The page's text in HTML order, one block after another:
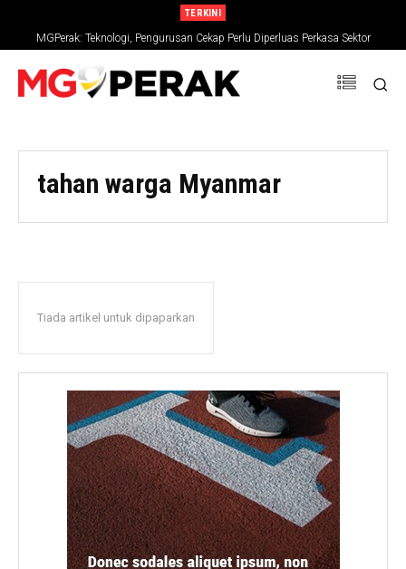
TERKINI
MGPerak: Teknologi, Pengurusan Cekap Perlu Diperluas Perkasa Sektor
Pertanian
tahan warga Myanmar
Tiada artikel untuk dipaparkan